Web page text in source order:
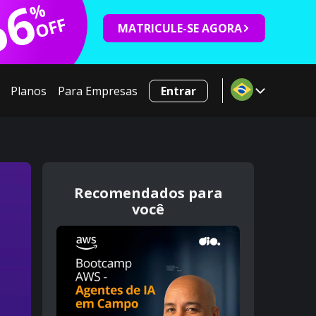
%
OFF MATRICULE-SE AGORA
Planos Para Empresas Entrar
Recomendados para
você